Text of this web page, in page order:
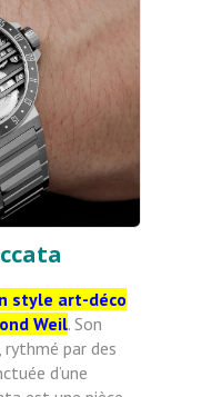
style art-déco
Weil. Son
par des
d’une